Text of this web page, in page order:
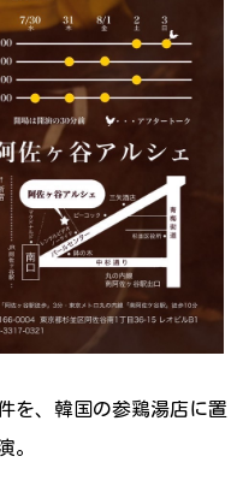
を、韓国の参鶏湯店に置
。